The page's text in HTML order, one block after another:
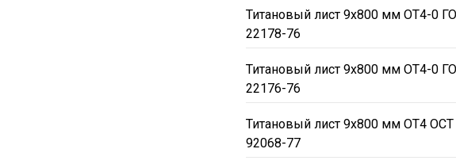
Титановый лист 9х800 мм ОТ4-0
22178-76
Титановый лист 9х800 мм ОТ4-0
22176-76
Титановый лист 9х800 мм ОТ4 ОСТ
92068-77